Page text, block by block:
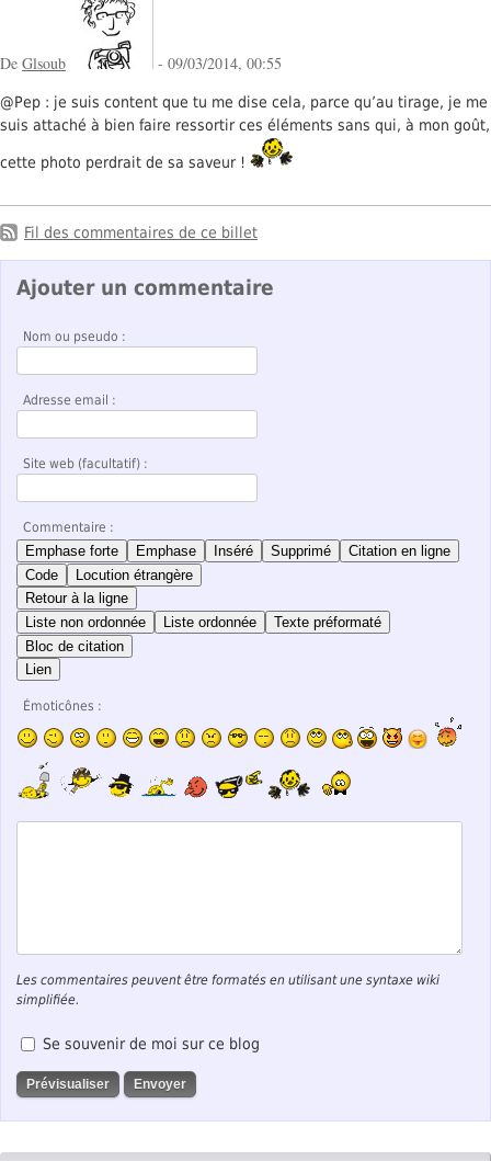
De Glsoub - 09/03/2014, 00:55
@Pep : je suis content que tu me dise cela, parce qu’au tirage, je me
suis attaché à bien faire ressortir ces éléments sans qui, à mon goût,
cette photo perdrait de sa saveur !
Fil des commentaires de ce billet
Ajouter un commentaire
Nom ou pseudo :
Adresse email :
Site web (facultatif) :
Commentaire :
Emphase forte Emphase Inséré Supprimé
Citation en ligne
Code
Locution étrangère
Retour à la ligne
Liste non ordonnée
Liste ordonnée
Texte préformaté
Bloc de citation
Lien
Émoticônes :
Les commentaires peuvent être formatés en utilisant une syntaxe wiki
simplifiée.
Se souvenir de moi sur ce blog